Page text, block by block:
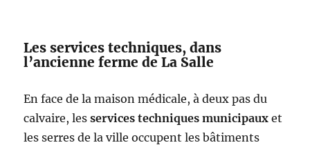
Les services techniques, dans
l’ancienne ferme de La Salle
En face de la maison médicale, à deux pas du
calvaire, lesservices techniques municipaux et
les serres de la ville occupent les bâtiments